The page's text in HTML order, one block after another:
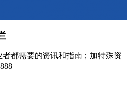
者都需要的资讯和指南；加特殊资